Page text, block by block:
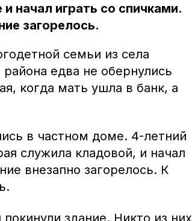
начал играть со спичками.
загорелось.
семьи из села
едва не обернулись
когда мать ушла в банк, а
в частном доме. 4-летний
служила кладовой, и начал
внезапно загорелось. К
здание. Никто из них